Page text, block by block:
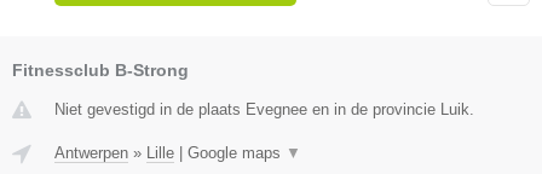
Fitnessclub B-Strong
Niet gevestigd in de plaats Evegnee en in de provincie Luik.
Antwerpen » Lille | Google maps ▼